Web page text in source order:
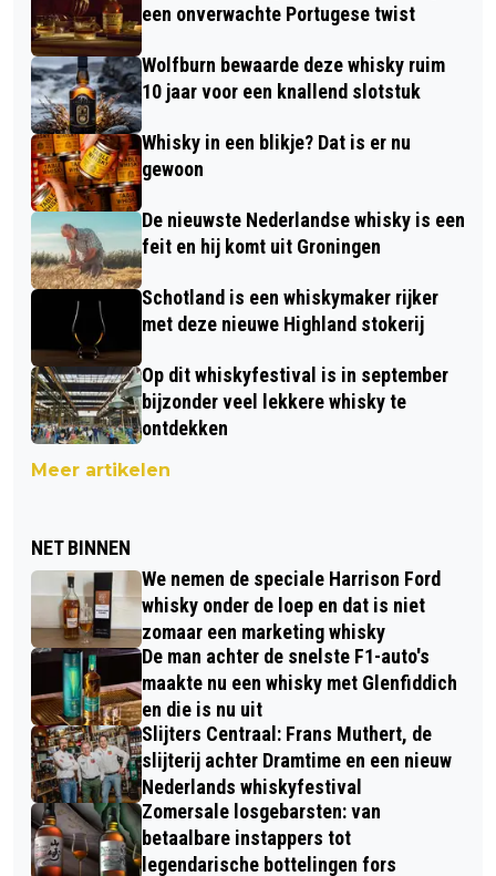
een onverwachte Portugese twist
Wolfburn bewaarde deze whisky ruim
10 jaar voor een knallend slotstuk
Whisky in een blikje? Dat is er nu
gewoon
De nieuwste Nederlandse whisky is een
feit en hij komt uit Groningen
Schotland is een whiskymaker rijker
met deze nieuwe Highland stokerij
Op dit whiskyfestival is in september
bijzonder veel lekkere whisky te
ontdekken
Meer artikelen
NET BINNEN
We nemen de speciale Harrison Ford
whisky onder de loep en dat is niet
zomaar een marketing whisky
De man achter de snelste F1-auto's
maakte nu een whisky met Glenfiddich
en die is nu uit
Slijters Centraal: Frans Muthert, de
slijterij achter Dramtime en een nieuw
Nederlands whiskyfestival
Zomersale losgebarsten: van
betaalbare instappers tot
legendarische bottelingen fors